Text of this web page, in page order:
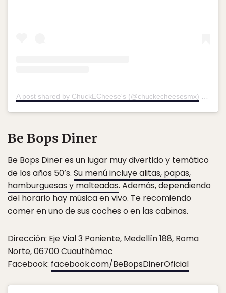
A post shared by ChuckECheese's (@chuckecheesesmx)
Be Bops Diner
Be Bops Diner es un lugar muy divertido y temático
de los años 50’s. Su menú incluye alitas, papas,
hamburguesas y malteadas. Además, dependiendo
del horario hay música en vivo. Te recomiendo
comer en uno de sus coches o en las cabinas.
Dirección: Eje Vial 3 Poniente, Medellín 188, Roma
Norte, 06700 Cuauthémoc
Facebook: facebook.com/BeBopsDinerOficial